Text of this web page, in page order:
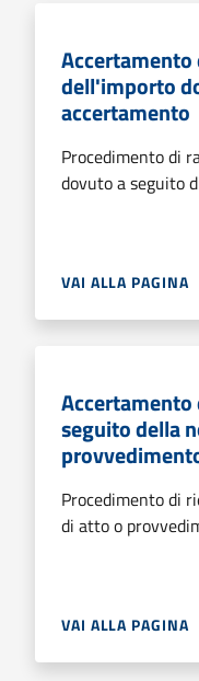
dell'importo
accertamento
Procedimento di
dovuto a seguito
VAI ALLA PAGINA
Accertamento
seguito della
Procedimento di
di atto o
VAI ALLA PAGINA